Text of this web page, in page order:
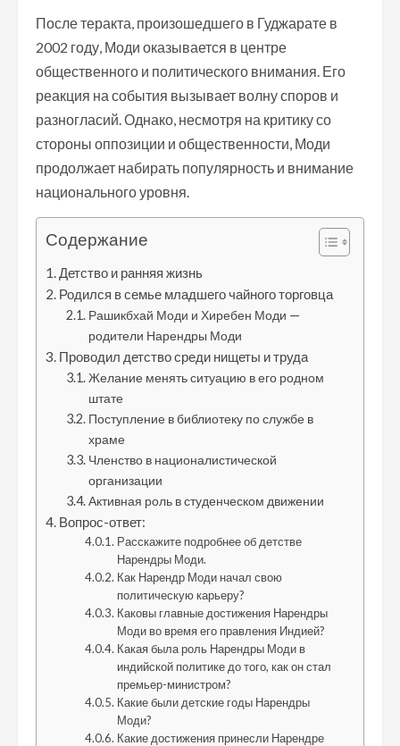
После теракта, произошедшего в Гуджарате в
2002 году, Моди оказывается в центре
общественного и политического внимания. Его
реакция на события вызывает волну споров и
разногласий. Однако, несмотря на критику со
стороны оппозиции и общественности, Моди
продолжает набирать популярность и внимание
национального уровня.
Содержание
Детство и ранняя жизнь
Родился в семье младшего чайного торговца
Рашикбхай Моди и Хиребен Моди —
родители Нарендры Моди
Проводил детство среди нищеты и труда
Желание менять ситуацию в его родном
штате
Поступление в библиотеку по службе в
храме
Членство в националистической
организации
Активная роль в студенческом движении
Вопрос-ответ:
Расскажите подробнее об детстве
Нарендры Моди.
Как Нарендр Моди начал свою
политическую карьеру?
Каковы главные достижения Нарендры
Моди во время его правления Индией?
Какая была роль Нарендры Моди в
индийской политике до того, как он стал
премьер-министром?
Какие были детские годы Нарендры
Моди?
Какие достижения принесли Нарендре